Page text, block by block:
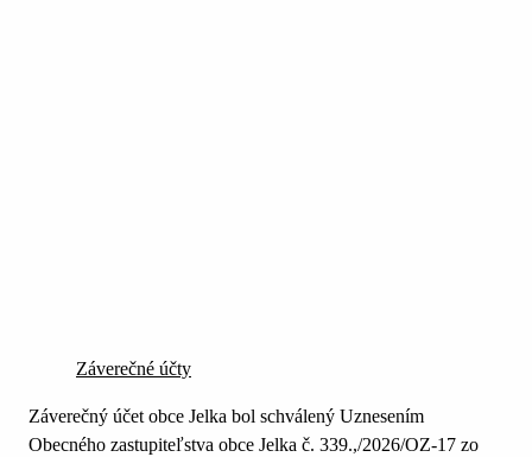
Záverečné účty
Záverečný účet obce Jelka bol schválený Uznesením
Obecného zastupiteľstva obce Jelka č. 339.,/2026/OZ-17 zo